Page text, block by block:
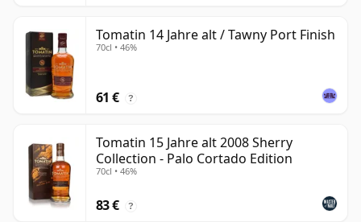
Tomatin 14 Jahre alt / Tawny Port Finish
70cl • 46%
61 € ?
Tomatin 15 Jahre alt 2008 Sherry
Collection - Palo Cortado Edition
70cl • 46%
83 € ?